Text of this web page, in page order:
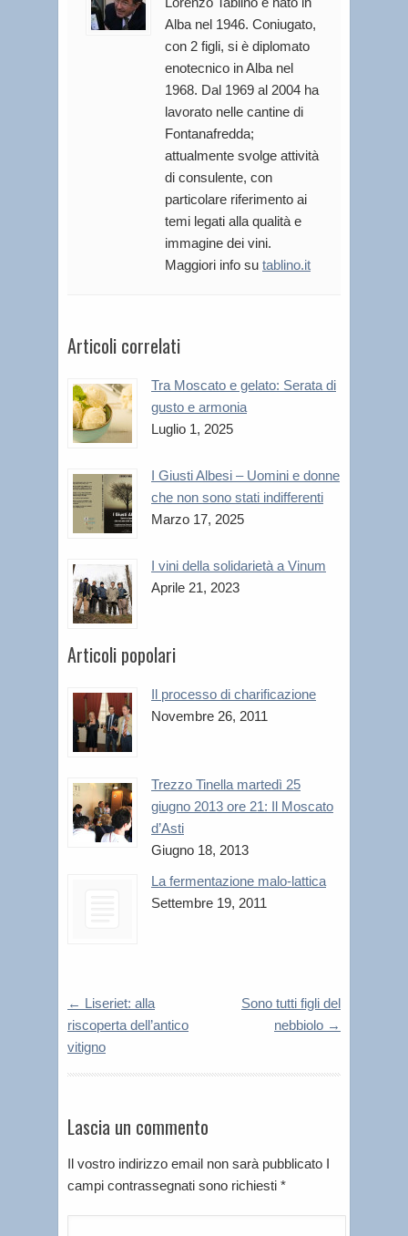
Alba nel 1946. Coniugato,
con 2 figli, si è diplomato
enotecnico in Alba nel
1968. Dal 1969 al 2004 ha
lavorato nelle cantine di
Fontanafredda;
attualmente svolge attività
di consulente, con
particolare riferimento ai
temi legati alla qualità e
immagine dei vini.
Maggiori info su tablino.it
Articoli correlati
Tra Moscato e gelato: Serata di
gusto e armonia
Luglio 1, 2025
I Giusti Albesi – Uomini e donne
che non sono stati indifferenti
Marzo 17, 2025
I vini della solidarietà a Vinum
Aprile 21, 2023
Articoli popolari
Il processo di charificazione
Novembre 26, 2011
Trezzo Tinella martedì 25
giugno 2013 ore 21: Il Moscato
d’Asti
Giugno 18, 2013
La fermentazione malo-lattica
Settembre 19, 2011
← Liseriet: alla
riscoperta dell’antico
vitigno
Sono tutti figli del
nebbiolo →
Lascia un commento
Il vostro indirizzo email non sarà pubblicato I
campi contrassegnati sono richiesti *